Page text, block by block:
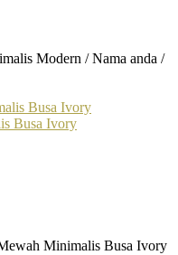
Modern / Nama anda /
Busa Ivory
Minimalis Busa Ivory